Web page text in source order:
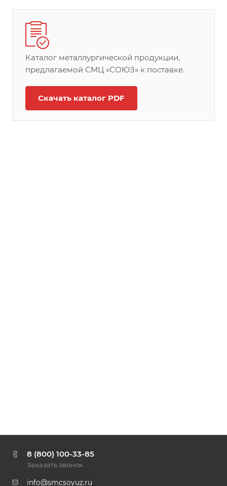
Каталог металлургической продукции,
предлагаемой СМЦ «СОЮЗ» к поставке.
Скачать каталог PDF
8 (800) 100-33-85
Заказать звонок
info@smcsoyuz.ru